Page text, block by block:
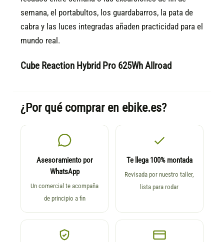
semana, el portabultos, los guardabarros, la pata de
cabra y las luces integradas añaden practicidad para el
mundo real.
Cube Reaction Hybrid Pro 625Wh Allroad
¿Por qué comprar en ebike.es?
Asesoramiento por
WhatsApp
Un comercial te acompaña
de principio a fin
Te llega 100% montada
Revisada por nuestro taller,
lista para rodar